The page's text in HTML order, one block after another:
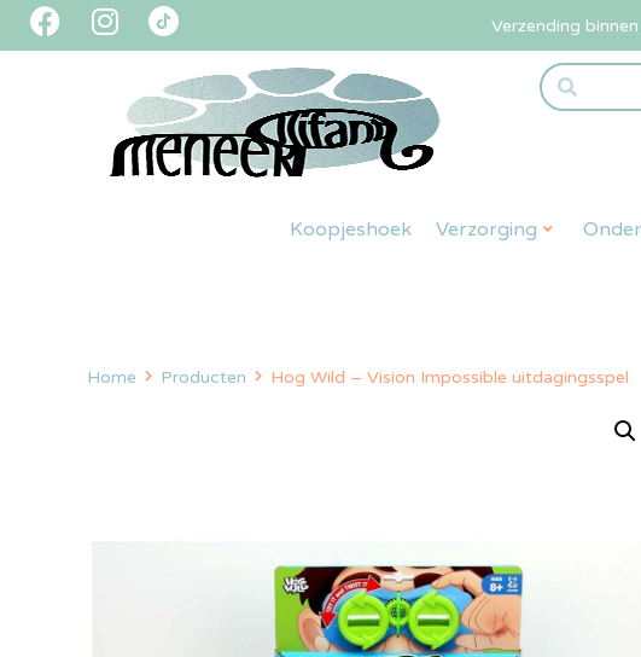
Verzending
Koopjeshoek Verzorging
Home Producten Hog Wild – Vision Impossible uitdagingsspel